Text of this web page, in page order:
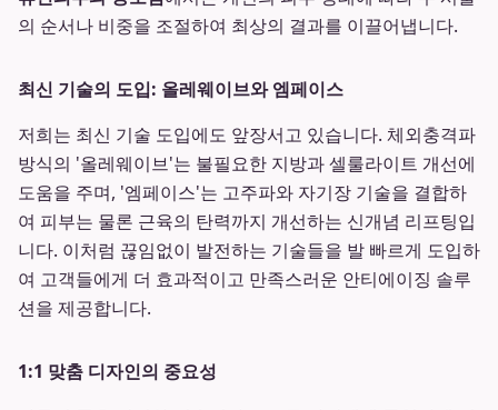
의 순서나 비중을 조절하여 최상의 결과를 이끌어냅니다.
최신 기술의 도입: 올레웨이브와 엠페이스
저희는 최신 기술 도입에도 앞장서고 있습니다. 체외충격파
방식의 '올레웨이브'는 불필요한 지방과 셀룰라이트 개선에
도움을 주며, '엠페이스'는 고주파와 자기장 기술을 결합하
여 피부는 물론 근육의 탄력까지 개선하는 신개념 리프팅입
니다. 이처럼 끊임없이 발전하는 기술들을 발 빠르게 도입하
여 고객들에게 더 효과적이고 만족스러운 안티에이징 솔루
션을 제공합니다.
1:1 맞춤 디자인의 중요성